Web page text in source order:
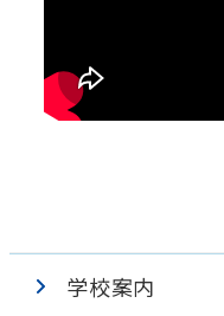
学校案内